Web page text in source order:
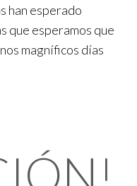
han esperado
que esperamos que
magníficos días